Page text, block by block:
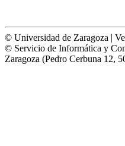
© Universidad de Zaragoza |
© Servicio de Informática y
Zaragoza (Pedro Cerbuna